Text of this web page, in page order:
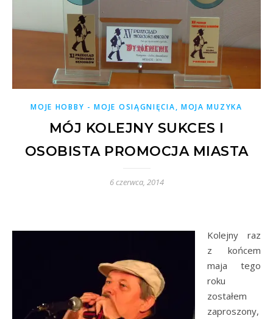
MOJE HOBBY - MOJE OSIĄGNIĘCIA, MOJA MUZYKA
MÓJ KOLEJNY SUKCES I
OSOBISTA PROMOCJA MIASTA
6 czerwca, 2014
Kolejny raz
z końcem
maja tego
roku
zostałem
zaproszony,